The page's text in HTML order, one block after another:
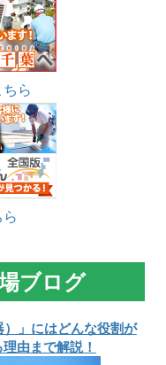
ら
ブログ
」にはどんな役割が
由まで解説！